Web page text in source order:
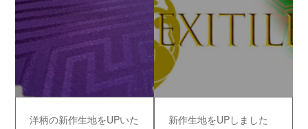
洋柄の新作生地をUPいた
新作生地をUPしました